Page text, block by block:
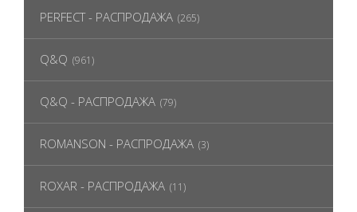
PERFECT - РАСПРОДАЖА (265)
Q&Q (961)
Q&Q - РАСПРОДАЖА (79)
ROMANSON - РАСПРОДАЖА (3)
ROXAR - РАСПРОДАЖА (11)